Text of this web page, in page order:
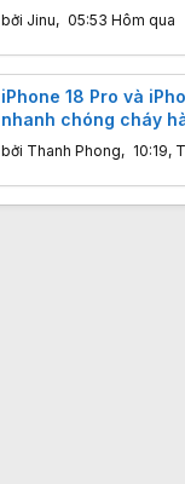
bởi Jinu, 05:53 Hôm qua
iPhone 18 Pro và
nhanh chóng cháy
nhớ
bởi Thanh Phong, 10:19,